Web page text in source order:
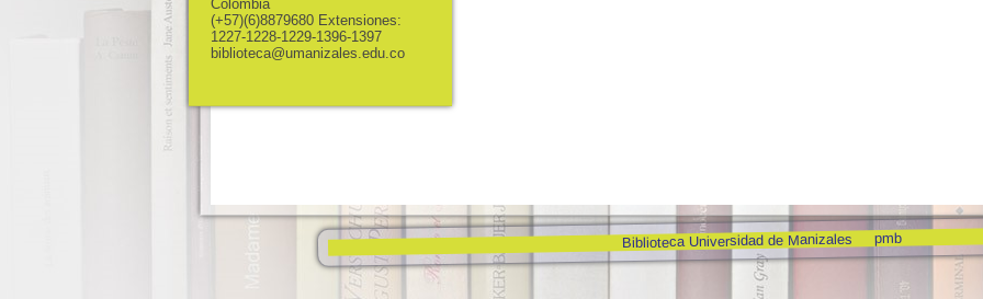
Biblioteca Universidad de Manizales pmb
Colombia
(+57)(6)8879680 Extensiones:
1227-1228-1229-1396-1397
biblioteca@umanizales.edu.co